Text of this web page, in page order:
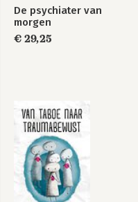
De psychiater van
morgen
€ 29,25